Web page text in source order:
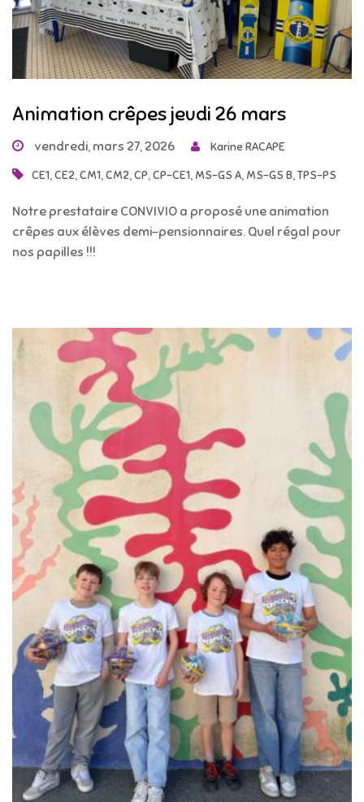
Animation crêpes jeudi 26 mars
vendredi, mars 27, 2026 Karine RACAPE
CE1,CE2,CM1,CM2,CP,CP-CE1, MS-GS A, MS-GS B,TPS-PS
Notre prestataire CONVIVIO a proposé une animation
crêpes aux élèves demi-pensionnaires. Quel régal pour
nos papilles !!!